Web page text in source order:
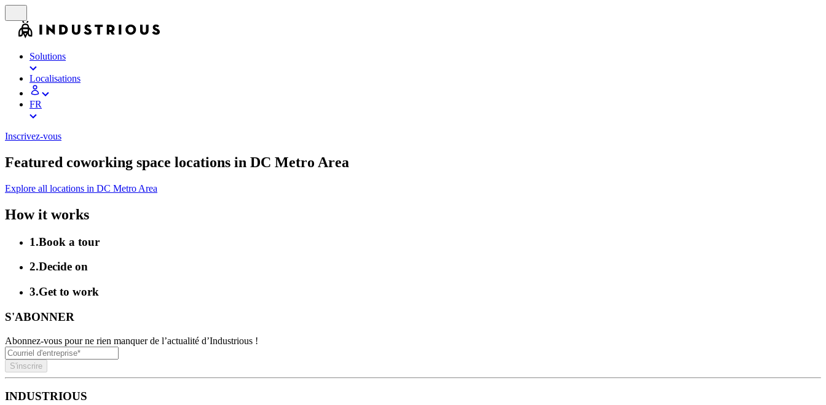
Solutions
Localisations
FR
Inscrivez-vous
Featured coworking space locations in DC Metro Area
Explore all locations in DC Metro Area
How it works
1.Book a tour
2.Decide on
3.Get to work
S'ABONNER
Abonnez-vous pour ne rien manquer de l’actualité d’Industrious !
S'inscrire
INDUSTRIOUS